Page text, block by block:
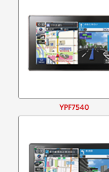
YPF7540